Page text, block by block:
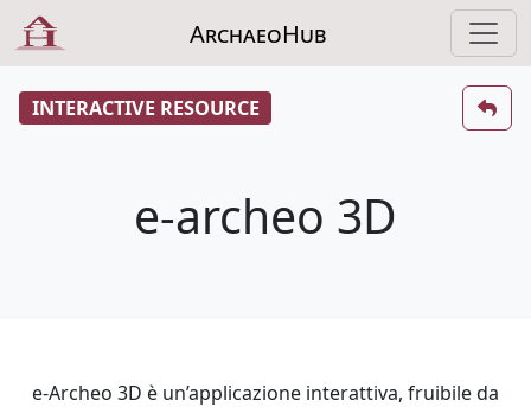
ArchaeoHub
INTERACTIVE RESOURCE
e-archeo 3D
e-Archeo 3D è un’applicazione interattiva, fruibile da